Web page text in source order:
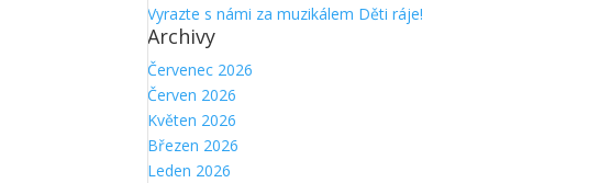
Vyrazte s námi za muzikálem Děti ráje!
Archivy
Červenec 2026
Červen 2026
Květen 2026
Březen 2026
Leden 2026